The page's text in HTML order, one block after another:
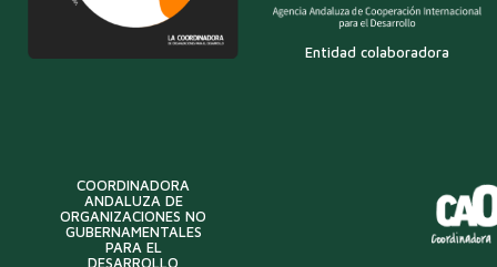
Entidad colaboradora
COORDINADORA
ANDALUZA DE
ORGANIZACIONES NO
GUBERNAMENTALES
PARA EL
DESARROLLO